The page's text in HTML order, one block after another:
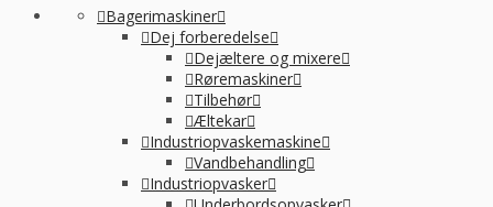
Bagerimaskiner
Dej forberedelse
Dejæltere og mixere
Røremaskiner
Tilbehør
Æltekar
Industriopvaskemaskine
Vandbehandling
Industriopvasker